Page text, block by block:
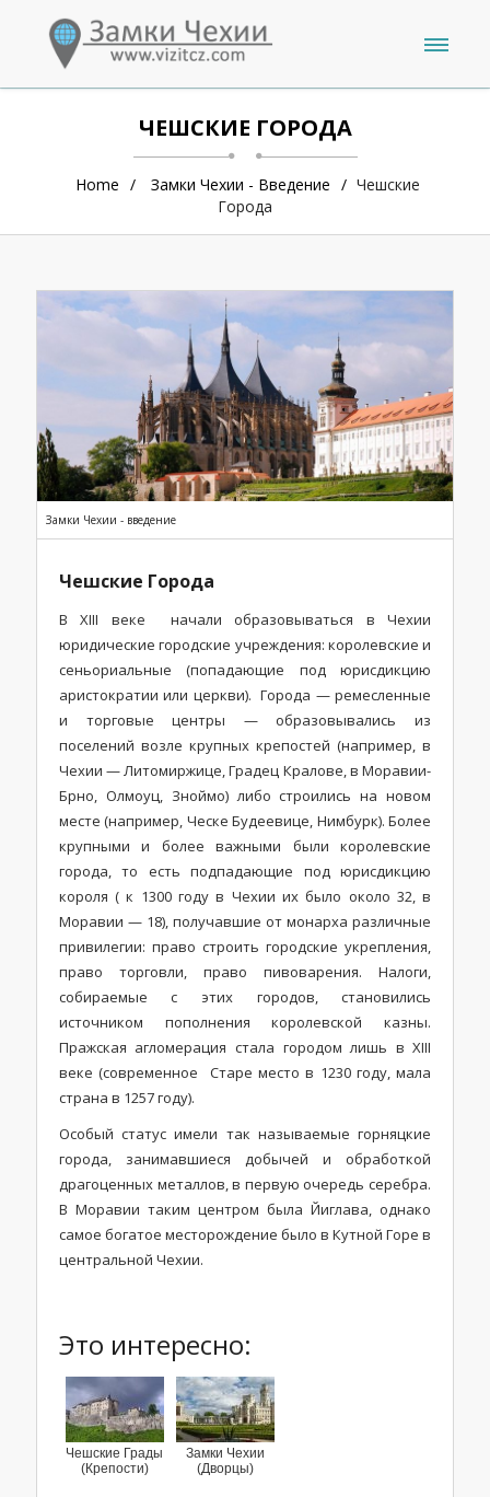
ЧЕШСКИЕ ГОРОДА
Home Замки Чехии - Введение
Чешские
Города
Замки Чехии - введение
Чешские Города
В XIII веке начали образовываться в Чехии
юридические городские учреждения: королевские и
сеньориальные (попадающие под юрисдикцию
аристократии или церкви). Города — ремесленные
и торговые центры — образовывались из
поселений возле крупных крепостей (например, в
Чехии — Литомиржице, Градец Кралове, в Моравии-
Брно, Олмоуц, Зноймо) либо строились на новом
месте (например, Ческе Будеевице, Нимбурк). Более
крупными и более важными были королевские
города, то есть подпадающие под юрисдикцию
короля ( к 1300 году в Чехии их было около 32, в
Моравии — 18), получавшие от монарха различные
привилегии: право строить городские укрепления,
право торговли, право пивоварения. Налоги,
собираемые с этих городов, становились
источником пополнения королевской казны.
Пражская агломерация стала городом лишь в XIII
веке (современное Старе место в 1230 году, мала
страна в 1257 году).
Особый статус имели так называемые горняцкие
города, занимавшиеся добычей и обработкой
драгоценных металлов, в первую очередь серебра.
В Моравии таким центром была Йиглава, однако
самое богатое месторождение было в Кутной Горе в
центральной Чехии.
Это интересно:
Чешские Грады
(Крепости)
Замки Чехии
(Дворцы)